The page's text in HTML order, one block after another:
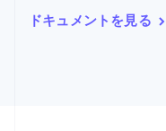
ドキュメントを見る
ルーマニア
English